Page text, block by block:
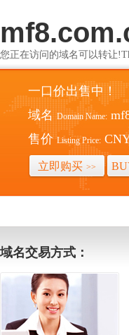
您正在访问的域名可以转让
一口价出售中！
域名 Domain Name:
售价 Listing Price:
立即购买 >>
域名交易方式：